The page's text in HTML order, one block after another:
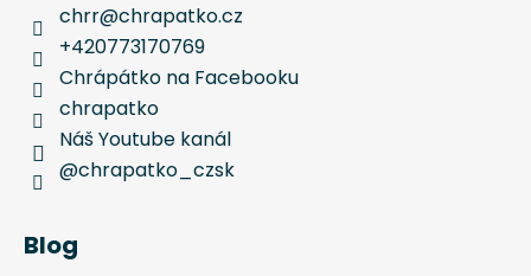
chrr@chrapatko.cz
+420773170769
Chrápátko na Facebooku
chrapatko
Náš Youtube kanál
@chrapatko_czsk
Blog